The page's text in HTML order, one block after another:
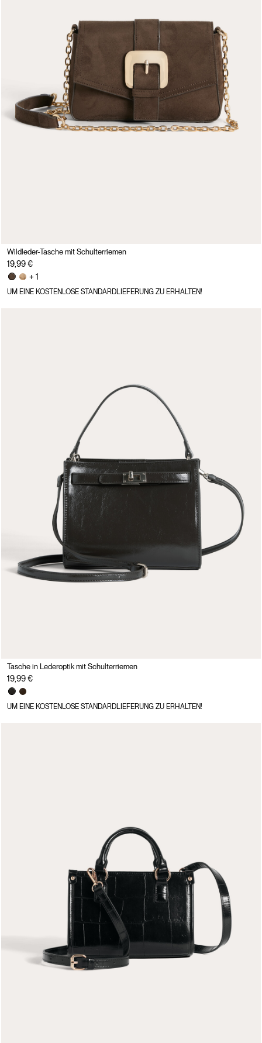
Wildleder-Tasche mit Schulterriemen
19,99 €
+ 1
UM EINE KOSTENLOSE STANDARDLIEFERUNG ZU ERHALTEN!
Tasche in Lederoptik mit Schulterriemen
19,99 €
UM EINE KOSTENLOSE STANDARDLIEFERUNG ZU ERHALTEN!